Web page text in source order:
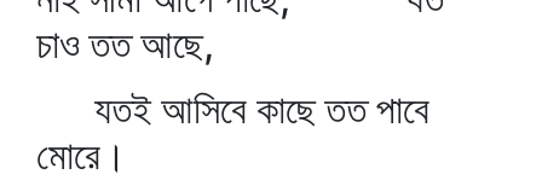
চাও তত আছে,
যতই আসিবে কাছে তত পাবে
মোরে।